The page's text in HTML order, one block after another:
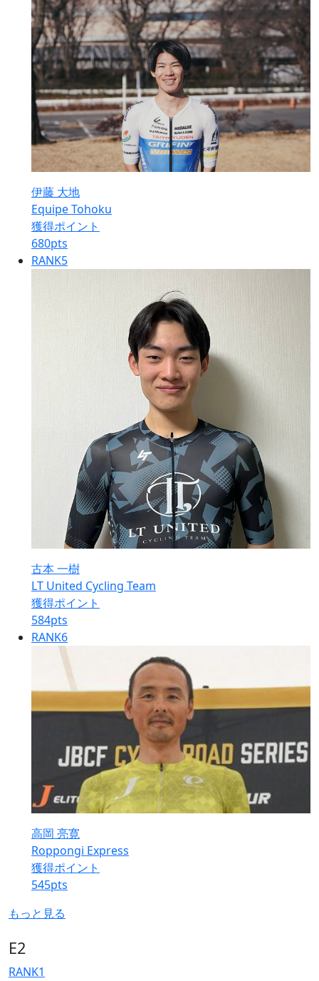
伊藤 大地
Equipe Tohoku
獲得ポイント
680pts
RANK5
古本 一樹
LT United Cycling Team
獲得ポイント
584pts
RANK6
高岡 亮寛
Roppongi Express
獲得ポイント
545pts
もっと見る
E2
RANK1